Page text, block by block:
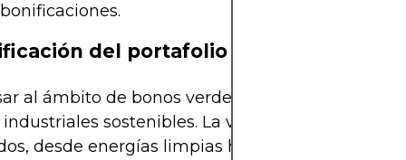
del portafolio
al ámbito de bonos verdes, abres puertas a
sostenibles. La variedad de proyectos
desde energías limpias hasta la agricultura